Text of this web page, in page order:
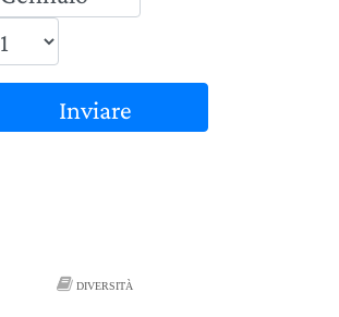
Inviare
DIVERSITÀ